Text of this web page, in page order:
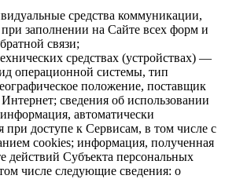
средства коммуникации,
заполнении на Сайте всех форм и
связи;
средствах (устройствах) —
операционной системы, тип
положение, поставщик
Интернет; сведения об использовании
автоматически
при доступе к Сервисам, в том числе с
cookies; информация, полученная
действий Субъекта персональных
числе следующие сведения: о